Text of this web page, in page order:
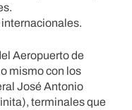
Aeropuerto de
mismo con los
José Antonio
terminales que